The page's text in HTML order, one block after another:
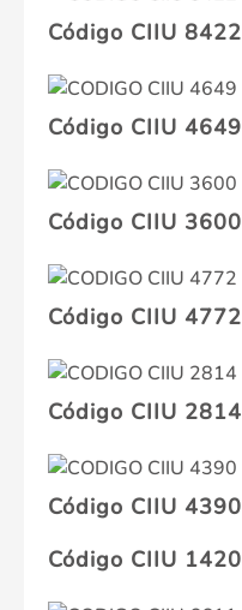
Código CIIU 8422
Código CIIU 4649
Código CIIU 3600
Código CIIU 4772
Código CIIU 2814
Código CIIU 4390
Código CIIU 1420